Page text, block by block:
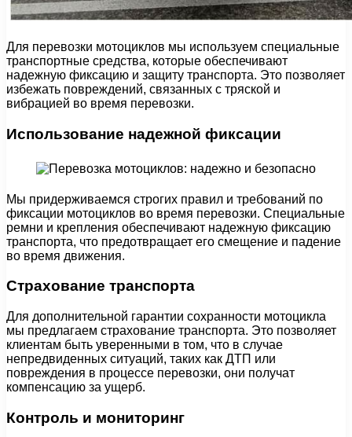
Для перевозки мотоциклов мы используем специальные
транспортные средства, которые обеспечивают
надежную фиксацию и защиту транспорта. Это позволяет
избежать повреждений, связанных с тряской и
вибрацией во время перевозки.
Использование надежной фиксации
Мы придерживаемся строгих правил и требований по
фиксации мотоциклов во время перевозки. Специальные
ремни и крепления обеспечивают надежную фиксацию
транспорта, что предотвращает его смещение и падение
во время движения.
Страхование транспорта
Для дополнительной гарантии сохранности мотоцикла
мы предлагаем страхование транспорта. Это позволяет
клиентам быть уверенными в том, что в случае
непредвиденных ситуаций, таких как ДТП или
повреждения в процессе перевозки, они получат
компенсацию за ущерб.
Контроль и мониторинг